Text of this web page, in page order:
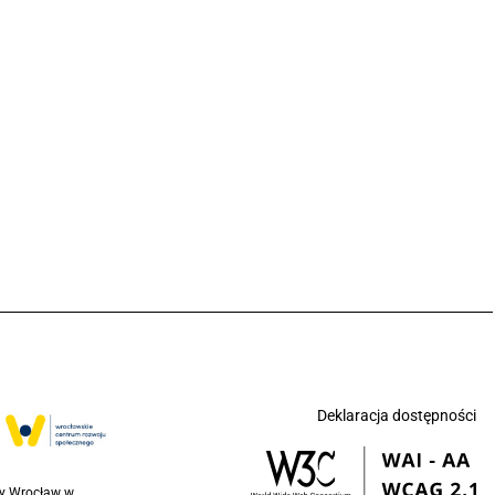
Deklaracja dostępności